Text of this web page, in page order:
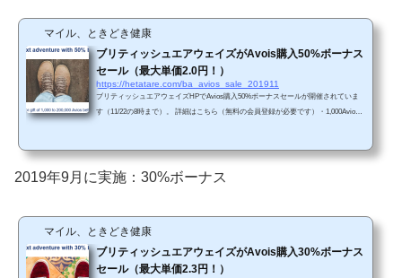
マイル、ときどき健康
ブリティッシュエアウェイズがAvois購入50%ボーナス
セール（最大単価2.0円！）
https://hetatare.com/ba_avios_sale_201911
ブリティッシュエアウェイズHPでAvios購入50%ボーナスセールが開催されていま
す（11/22の8時まで）。 詳細はこちら（無料の会員登録が必要です）・1,000Avios
です。・2019年11月22日午前8時まで・200,000 Aviosまで購入可能（50%ボーナスを
含めると、合計300,000 Aviosまで）・購入後すぐに利用可能（ただし、最大5営業日
2019年9月に実施：30%ボーナス
マイル、ときどき健康
ブリティッシュエアウェイズがAvois購入30%ボーナス
セール（最大単価2.3円！）